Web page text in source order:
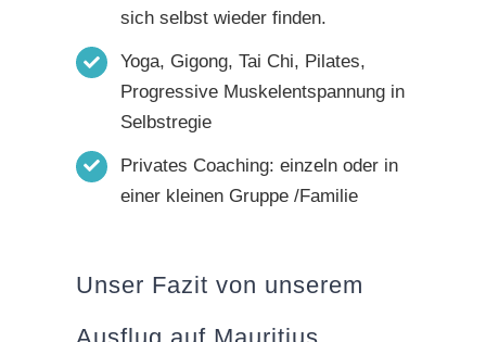
sich selbst wieder finden.
Yoga, Gigong, Tai Chi, Pilates,
Progressive Muskelentspannung in
Selbstregie
Privates Coaching: einzeln oder in
einer kleinen Gruppe /Familie
Unser Fazit von unserem